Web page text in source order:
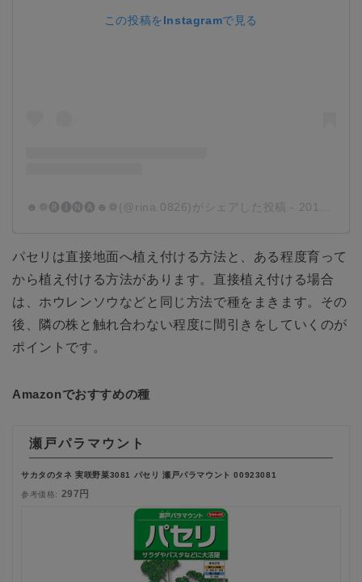
この投稿をInstagramで見る
☻❁🅡🅘🅝🅐☻❁(@rina.0826)がシェアした投稿 - 2019年 6月月14日午前12時56分PDT
パセリは直接地面へ植え付ける方法と、ある程度育って
から植え付ける方法があります。直接植え付ける場合
は、ホウレンソウなどと同じ方法で種をまきます。その
後、隣の株と触れ合わない程度に間引きをしていくのが
ポイントです。
Amazonでおすすめの種
瀬戸パラマウント
サカタのタネ 実咲野菜3081 パセリ 瀬戸パラマウント 00923081
参考価格: 297円